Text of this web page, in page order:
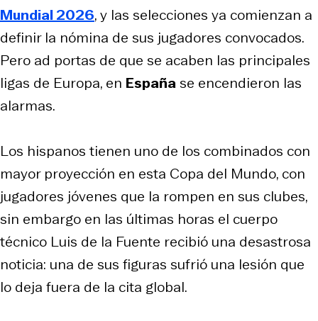
Mundial 2026, y las selecciones ya comienzan a
definir la nómina de sus jugadores convocados.
Pero ad portas de que se acaben las principales
ligas de Europa, en Españase encendieron las
alarmas.
Los hispanos tienen uno de los combinados con
mayor proyección en esta Copa del Mundo, con
jugadores jóvenes que la rompen en sus clubes,
sin embargo en las últimas horas el cuerpo
técnico Luis de la Fuente recibió una desastrosa
noticia: una de sus figuras sufrió una lesión que
lo deja fuera de la cita global.